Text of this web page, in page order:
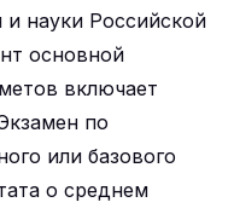
науки Российской
основной
включает
по
или базового
о среднем